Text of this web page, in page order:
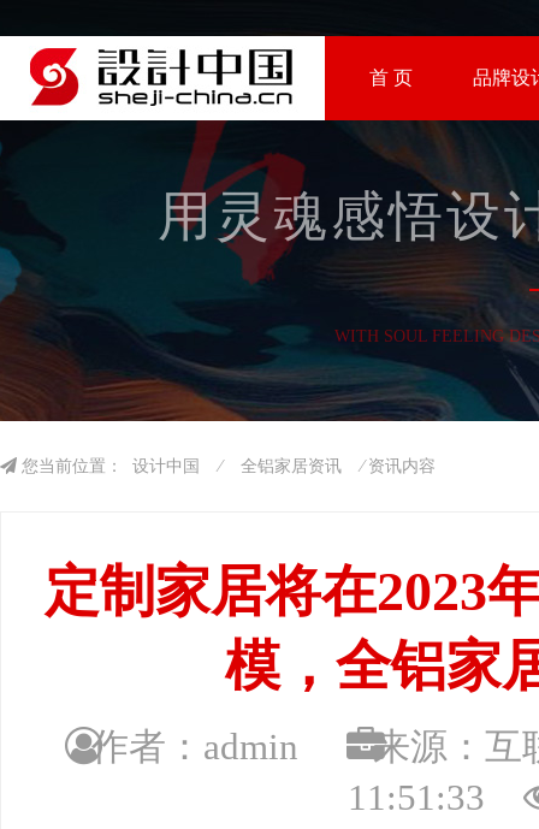
首 页 品牌设
用灵魂感悟设
WITH SOUL FEELING
您当前位置： 设计中国 ⁄ 全铝家居资讯 ⁄ 资讯内容
定制家居将在2023
模，全铝家
作者：admin
来源：
11:51:33